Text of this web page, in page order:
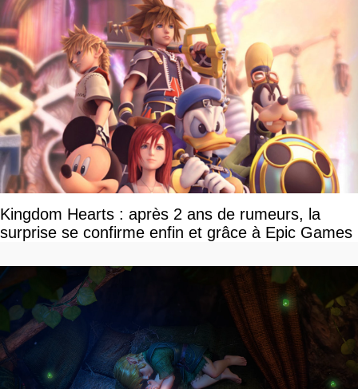
Kingdom Hearts : après 2 ans de rumeurs, la
surprise se confirme enfin et grâce à Epic Games